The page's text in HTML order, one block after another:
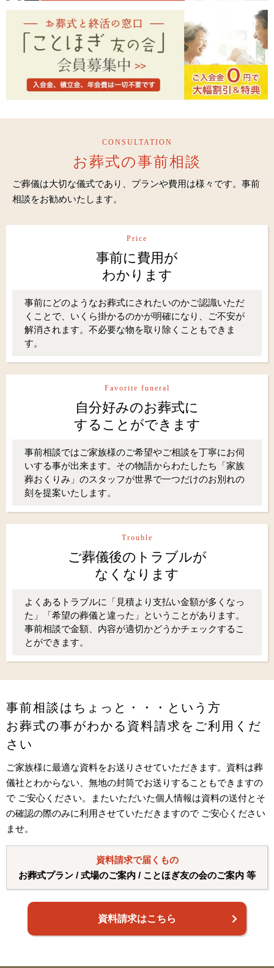
CONSULTATION
お葬式の事前相談
ご葬儀は大切な儀式であり、プランや費用は様々です。事前
相談をお勧めいたします。
Price
事前に費用が
わかります
事前にどのようなお葬式にされたいのかご認識いただ
くことで、いくら掛かるのかが明確になり、ご不安が
解消されます。不必要な物を取り除くこともできま
す。
Favorite funeral
自分好みのお葬式に
することができます
事前相談ではご家族様のご希望やご相談を丁寧にお伺
いする事が出来ます。その物語からわたしたち「家族
葬おくりみ」のスタッフが世界で一つだけのお別れの
刻を提案いたします。
Trouble
ご葬儀後のトラブルが
なくなります
よくあるトラブルに「見積より支払い金額が多くなっ
た」「希望の葬儀と違った」ということがあります。
事前相談で金額、内容が適切かどうかチェックするこ
とができます。
事前相談はちょっと・・・という方
お葬式の事がわかる資料請求をご利用くだ
さい
ご家族様に最適な資料をお送りさせていただきます。資料は葬
儀社とわからない、無地の封筒でお送りすることもできますの
で ご安心ください。またいただいた個人情報は資料の送付とそ
の確認の際のみに利用させていただきますので ご安心ください
ませ。
資料請求で届くもの
お葬式プラン / 式場のご案内 / ことほぎ友の会のご案内 等
資料請求はこちら